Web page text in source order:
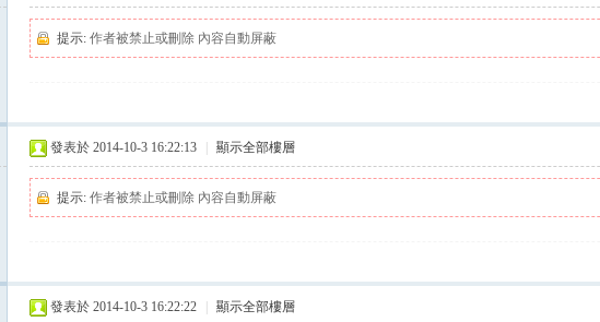
提示: 作者被禁止或刪除 內容自動屏蔽
發表於 2014-10-3 16:22:13 顯示全部樓層
提示: 作者被禁止或刪除 內容自動屏蔽
發表於 2014-10-3 16:22:22 顯示全部樓層